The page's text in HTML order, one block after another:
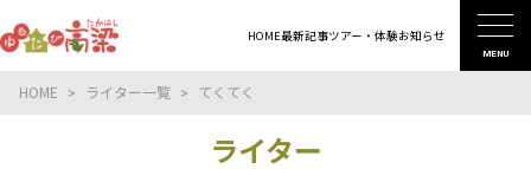
HOME最新記事ツアー・体験お知らせ
MENU
HOME ライター一覧 てくてく
ライター